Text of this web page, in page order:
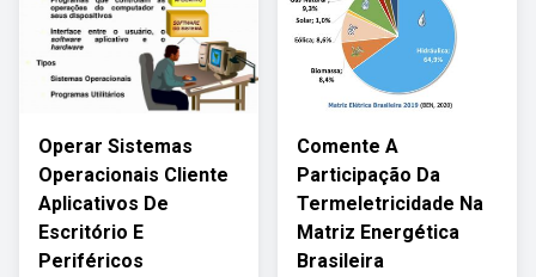
Operar Sistemas
Operacionais Cliente
Aplicativos De
Escritório E
Periféricos
Comente A
Participação Da
Termeletricidade Na
Matriz Energética
Brasileira